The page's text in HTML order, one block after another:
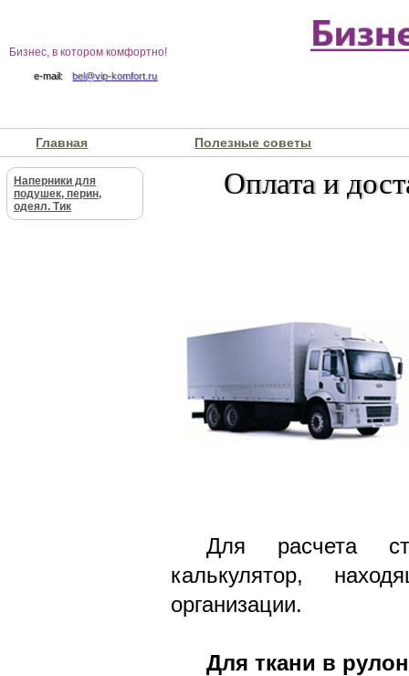
Бизнес, в котором комфортно!
e-mail: bel@vip-komfort.ru
Главная Полезные советы
Наперники для
подушек, перин,
одеял. Тик
Оплата и
Для расчета
калькулятор,
организации.
Для ткани в